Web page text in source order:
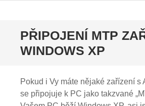
PŘIPOJENÍ MTP
WINDOWS XP
Pokud i Vy máte nějaké zařízení s
se připojuje k PC jako takzvané